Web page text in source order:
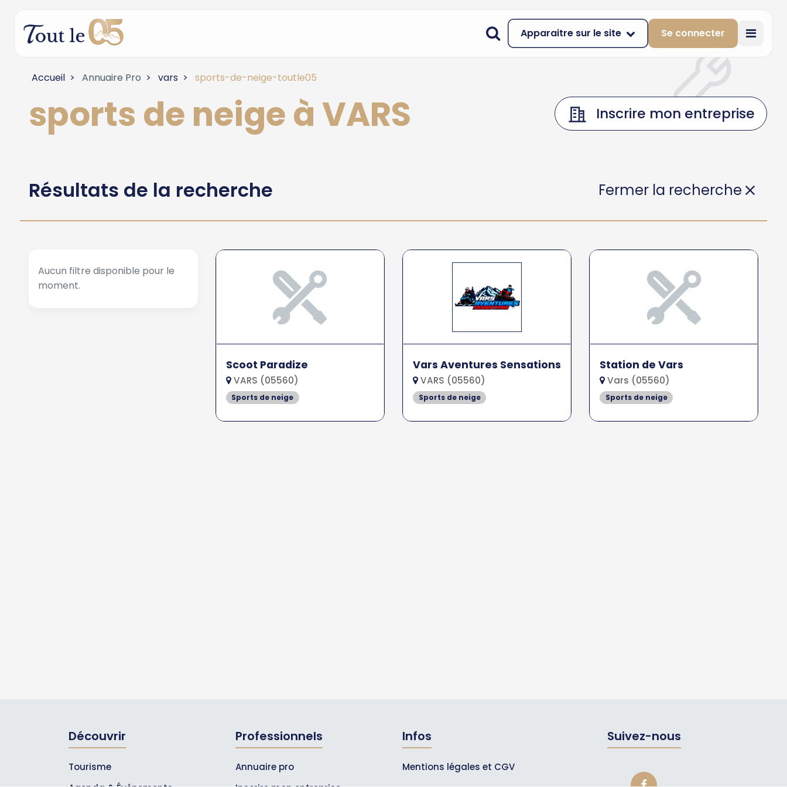
Apparaitre sur le site Se connecter
Accueil Annuaire Pro vars sports-de-neige-toutle05
sports de neige à VARS Inscrire mon entreprise
Résultats de la recherche Fermer la recherche
Aucun filtre disponible pour le
moment.
Scoot Paradize
VARS (05560)
Sports de neige
Vars Aventures Sensations
VARS (05560)
Sports de neige
Station de Vars
Vars (05560)
Sports de neige
Découvrir
Tourisme
Professionnels
Annuaire pro
Infos
Mentions légales et CGV
Suivez-nous